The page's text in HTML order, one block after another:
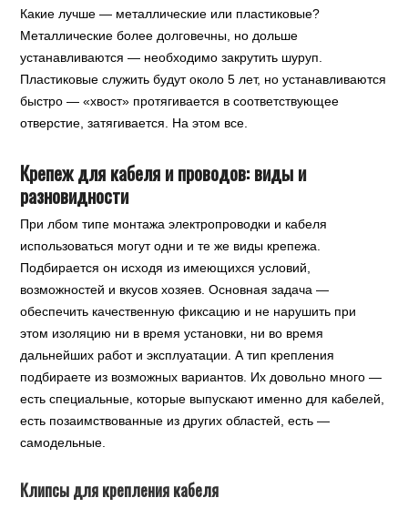
Какие лучше — металлические или пластиковые?
Металлические более долговечны, но дольше
устанавливаются — необходимо закрутить шуруп.
Пластиковые служить будут около 5 лет, но устанавливаются
быстро — «хвост» протягивается в соответствующее
отверстие, затягивается. На этом все.
Крепеж для кабеля и проводов: виды и
разновидности
При лбом типе монтажа электропроводки и кабеля
использоваться могут одни и те же виды крепежа.
Подбирается он исходя из имеющихся условий,
возможностей и вкусов хозяев. Основная задача —
обеспечить качественную фиксацию и не нарушить при
этом изоляцию ни в время установки, ни во время
дальнейших работ и эксплуатации. А тип крепления
подбираете из возможных вариантов. Их довольно много —
есть специальные, которые выпускают именно для кабелей,
есть позаимствованные из других областей, есть —
самодельные.
Клипсы для крепления кабеля